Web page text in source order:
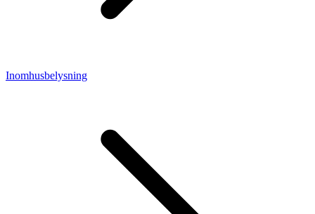
Inomhusbelysning